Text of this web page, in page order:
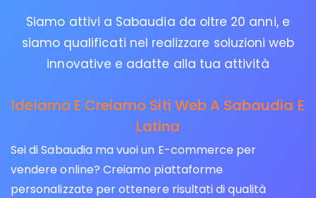
Siamo attivi a Sabaudia da oltre 20 anni, e
siamo qualificati nel realizzare soluzioni web
innovative e adatte alla tua attività
Ideiamo E Creiamo Siti Web A Sabaudia E
Latina
Sei di Sabaudia ma vuoi un E-commerce per
vendere online? Creiamo piattaforme
personalizzate per ottenere risultati di qualità